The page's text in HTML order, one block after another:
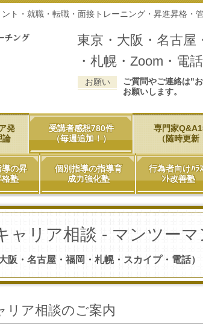
ト・就職・転職・面接トレーニング・昇進昇格・
東京・大阪・名古屋
・札幌・Zoom・電話
お願い
ご質問やご連絡は"
お願いします。
発
論
受講者感想780件
（毎週追加！）
専門家
（随時更新
の昇
格塾
個別指導の指導育
成力強化塾
行為者向けﾊﾗ
ﾝﾄ改善塾
ャリア相談 - マンツーマ
阪・名古屋・福岡・札幌・スカイプ・電話）
リア相談のご案内